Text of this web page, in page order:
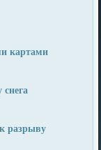
картами
разрыву